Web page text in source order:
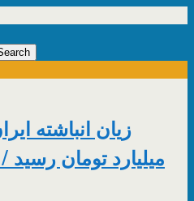
میلیارد تومان رسید